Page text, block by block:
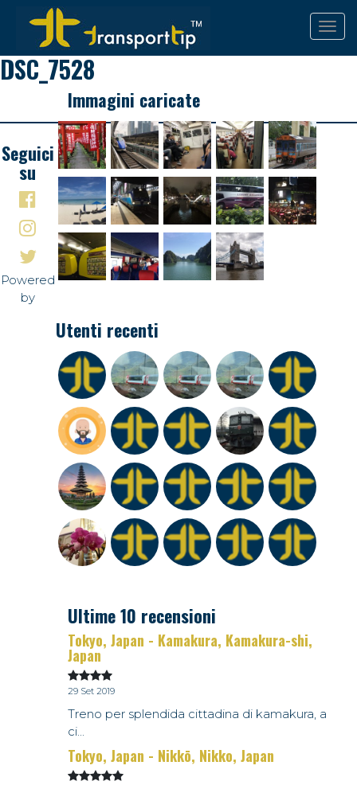
DSC_7528
Immagini caricate
Utenti recenti
Ultime 10 recensioni
Tokyo, Japan - Kamakura, Kamakura-shi,
Japan
29 Set 2019
Treno per splendida cittadina di kamakura, a
ci...
Tokyo, Japan - Nikkō, Nikko, Japan
Seguici
su
Powered
by